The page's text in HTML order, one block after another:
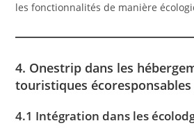
les fonctionnalités de manière
4. Onestrip dans les
touristiques écoresponsables
4.1 Intégration dans les